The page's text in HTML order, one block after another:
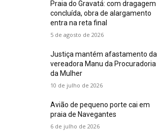
Praia do Gravatá: com dragagem
concluída, obra de alargamento
entra na reta final
5 de agosto de 2026
Justiça mantém afastamento da
vereadora Manu da Procuradoria
da Mulher
10 de julho de 2026
Avião de pequeno porte cai em
praia de Navegantes
6 de julho de 2026